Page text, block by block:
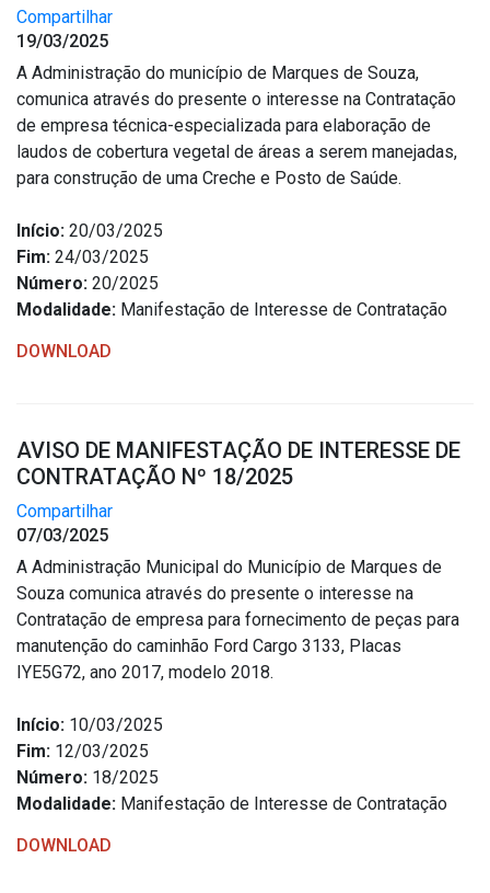
Compartilhar
19/03/2025
A Administração do município de Marques de Souza,
comunica através do presente o interesse na Contratação
de empresa técnica-especializada para elaboração de
laudos de cobertura vegetal de áreas a serem manejadas,
para construção de uma Creche e Posto de Saúde.
Início: 20/03/2025
Fim: 24/03/2025
Número: 20/2025
Modalidade: Manifestação de Interesse de Contratação
DOWNLOAD
AVISO DE MANIFESTAÇÃO DE INTERESSE DE
CONTRATAÇÃO Nº 18/2025
Compartilhar
07/03/2025
A Administração Municipal do Município de Marques de
Souza comunica através do presente o interesse na
Contratação de empresa para fornecimento de peças para
manutenção do caminhão Ford Cargo 3133, Placas
IYE5G72, ano 2017, modelo 2018.
Início: 10/03/2025
Fim: 12/03/2025
Número: 18/2025
Modalidade: Manifestação de Interesse de Contratação
DOWNLOAD